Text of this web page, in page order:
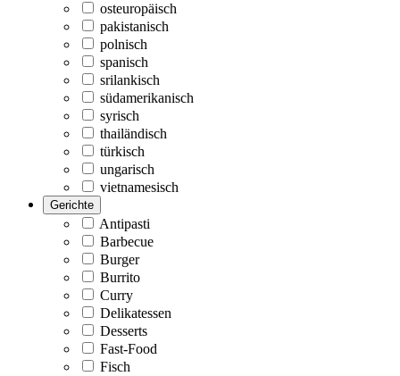
osteuropäisch
pakistanisch
polnisch
spanisch
srilankisch
südamerikanisch
syrisch
thailändisch
türkisch
ungarisch
vietnamesisch
Gerichte
Antipasti
Barbecue
Burger
Burrito
Curry
Delikatessen
Desserts
Fast-Food
Fisch